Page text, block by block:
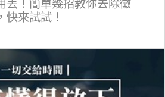
丟！簡單幾招教你去除黴
快來試試！